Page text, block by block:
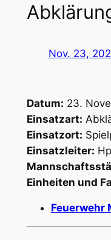
Nov. 23,
Datum: 23.
Einsatzart:
Einsatzort:
Einsatzleiter:
Einheiten und
Feuerwehr